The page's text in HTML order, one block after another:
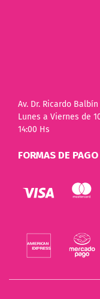
Av. Dr. Ricardo Balbín
Lunes a Viernes de
14:00 Hs
FORMAS DE PAGO